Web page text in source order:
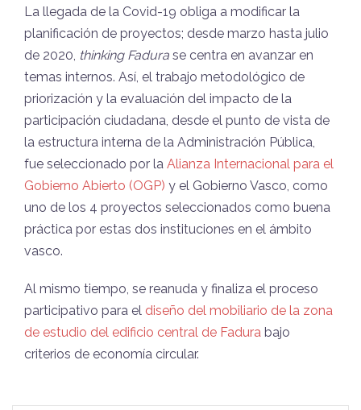
La llegada de la Covid-19 obliga a modificar la
planificación de proyectos; desde marzo hasta julio
de 2020, thinking Fadura se centra en avanzar en
temas internos. Así, el trabajo metodológico de
priorización y la evaluación del impacto de la
participación ciudadana, desde el punto de vista de
la estructura interna de la Administración Pública,
fue seleccionado por la Alianza Internacional para el
Gobierno Abierto (OGP) y el Gobierno Vasco, como
uno de los 4 proyectos seleccionados como buena
práctica por estas dos instituciones en el ámbito
vasco.
Al mismo tiempo, se reanuda y finaliza el proceso
participativo para el diseño del mobiliario de la zona
de estudio del edificio central de Fadura bajo
criterios de economía circular.